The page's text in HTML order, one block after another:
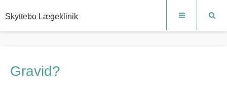
Skyttebo Lægeklinik
Gravid?